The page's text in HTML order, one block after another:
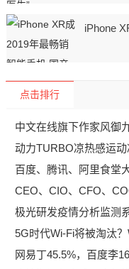
iPhone
点击排行
中文在线旗下作家风御
动力TURBO凉热感运
百度、腾讯、阿里食堂
CEO、CIO、CFO、
极光研发疫情分析监测
5G时代Wi-Fi将被淘汰
网易丁45.5%，百度李